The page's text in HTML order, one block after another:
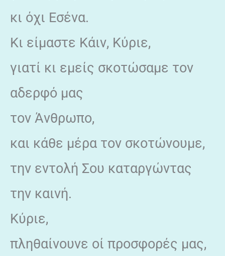
κι όχι Εσένα.
Κι είμαστε Κάιν, Κύριε,
γιατί κι εμείς σκοτώσαμε τον
αδερφό μας
τον Άνθρωπο,
και κάθε μέρα τον σκοτώνουμε,
την εντολή Σου καταργώντας
την καινή.
Κύριε,
πληθαίνουνε οί προσφορές μας,